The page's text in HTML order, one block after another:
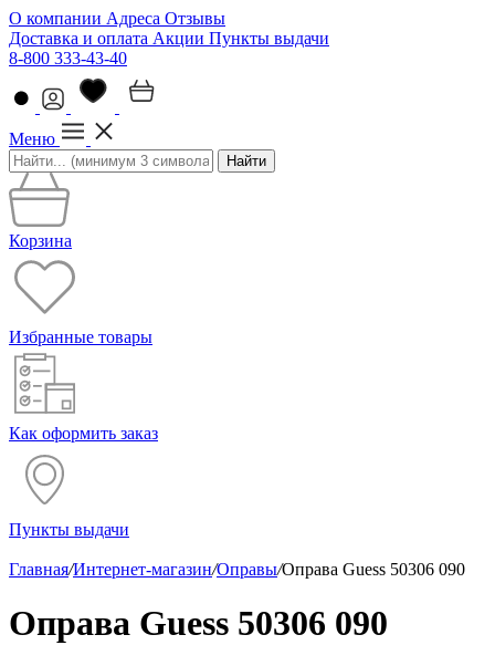
О компании Адреса Отзывы
Доставка и оплата Акции Пункты выдачи
8-800 333-43-40
Меню
Найти
Корзина
Избранные товары
Как оформить заказ
Пункты выдачи
Главная/Интернет-магазин/Оправы/Оправа Guess 50306 090
Оправа Guess 50306 090